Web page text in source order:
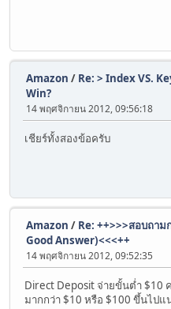
Amazon / Re: > Index VS.
Win?
14 พฤศจิกายน 2012, 09:56:18
เชียร์ทั้งสองข้อครับ
Amazon / Re: ++>>>สอบถาม
Good Answer)<<<++
14 พฤศจิกายน 2012, 09:52:35
Direct Deposit จ่ายขั้นต่ำ $10
มากกว่า $10 หรือ $100 ขึ้นไปแ